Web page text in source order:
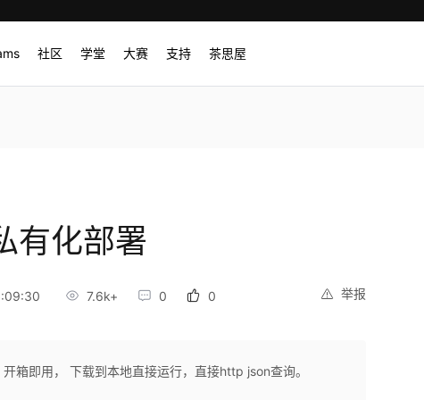
社区 学堂 大赛 支持 茶思屋
有化部署
举报
7.6k+ 0 0
箱即用， 下载到本地直接运行，直接http json查询。